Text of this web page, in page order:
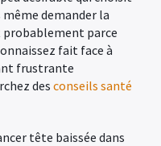
même demander la
probablement parce
fait face à
frustrante
des conseils santé
tête baissée dans